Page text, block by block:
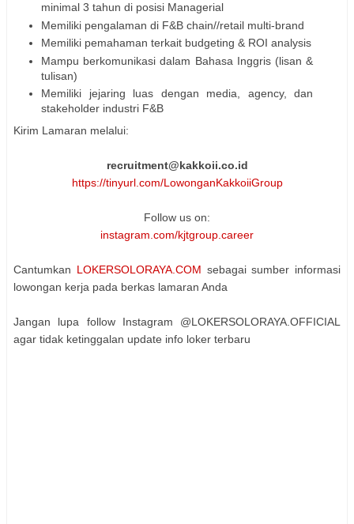
minimal 3 tahun di posisi Managerial
Memiliki pengalaman di F&B chain//retail multi-brand
Memiliki pemahaman terkait budgeting & ROI analysis
Mampu berkomunikasi dalam Bahasa Inggris (lisan &
tulisan)
Memiliki jejaring luas dengan media, agency, dan
stakeholder industri F&B
Kirim Lamaran melalui:
recruitment@kakkoii.co.id
https://tinyurl.com/LowonganKakkoiiGroup
Follow us on:
instagram.com/kjtgroup.career
Cantumkan LOKERSOLORAYA.COM sebagai sumber informasi
lowongan kerja pada berkas lamaran Anda
Jangan lupa follow Instagram @LOKERSOLORAYA.OFFICIAL
agar tidak ketinggalan update info loker terbaru